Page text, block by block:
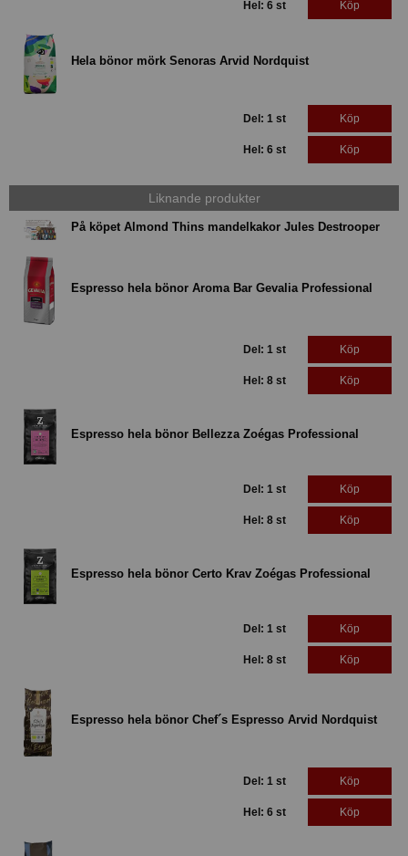
Hel: 6 st Köp
Hela bönor mörk Senoras Arvid Nordquist
Del: 1 st Köp
Hel: 6 st Köp
Liknande produkter
På köpet Almond Thins mandelkakor Jules Destrooper
Espresso hela bönor Aroma Bar Gevalia Professional
Del: 1 st Köp
Hel: 8 st Köp
Espresso hela bönor Bellezza Zoégas Professional
Del: 1 st Köp
Hel: 8 st Köp
Espresso hela bönor Certo Krav Zoégas Professional
Del: 1 st Köp
Hel: 8 st Köp
Espresso hela bönor Chef´s Espresso Arvid Nordquist
Del: 1 st Köp
Hel: 6 st Köp